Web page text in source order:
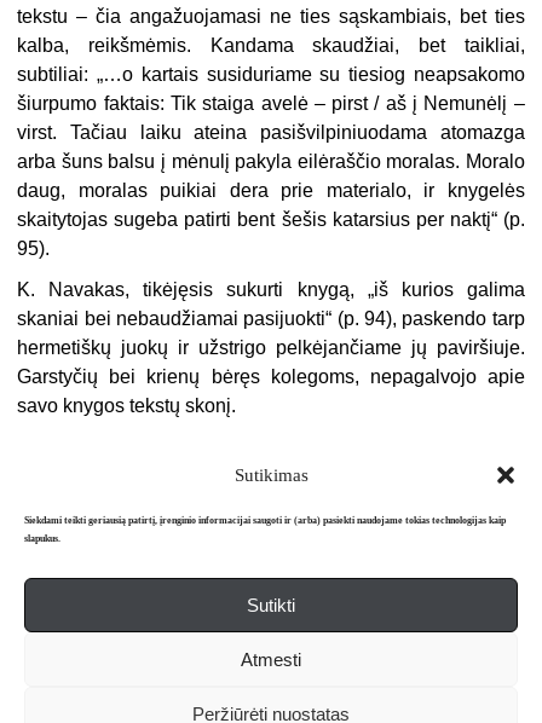
Sutikimas
Siekdami teikti geriausią patirtį, įrenginio informacijai saugoti ir (arba) pasiekti naudojame tokias technologijas kaip
slapukus.
Sutikti
Atmesti
Peržiūrėti nuostatas
tekstu – čia angažuojamasi ne ties sąskambiais, bet ties
kalba, reikšmėmis. Kandama skaudžiai, bet taikliai,
subtiliai: „…o kartais susiduriame su tiesiog neapsakomo
šiurpumo faktais: Tik staiga avelė – pirst / aš į Nemunėlį –
virst. Tačiau laiku ateina pasišvilpiniuodama atomazga
arba šuns balsu į mėnulį pakyla eilėraščio moralas. Moralo
daug, moralas puikiai dera prie materialo, ir knygelės
skaitytojas sugeba patirti bent šešis katarsius per naktį“ (p.
95).
K. Navakas, tikėjęsis sukurti knygą, „iš kurios galima
skaniai bei nebaudžiamai pasijuokti“ (p. 94), paskendo tarp
hermetiškų juokų ir užstrigo pelkėjančiame jų paviršiuje.
Garstyčių bei krienų bėręs kolegoms, nepagalvojo apie
savo knygos tekstų skonį.
Apie mus Redakcija Prenumerata